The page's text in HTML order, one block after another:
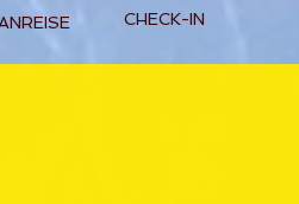
CHECK-IN